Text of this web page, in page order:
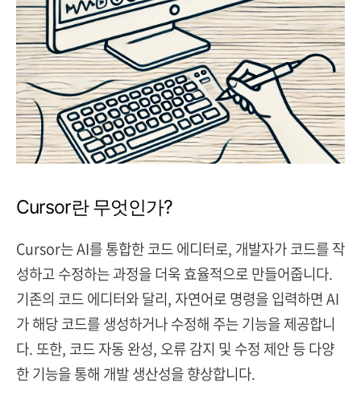
Cursor란 무엇인가?
Cursor는 AI를 통합한 코드 에디터로, 개발자가 코드를 작
성하고 수정하는 과정을 더욱 효율적으로 만들어줍니다.
기존의 코드 에디터와 달리, 자연어로 명령을 입력하면 AI
가 해당 코드를 생성하거나 수정해 주는 기능을 제공합니
다. 또한, 코드 자동 완성, 오류 감지 및 수정 제안 등 다양
한 기능을 통해 개발 생산성을 향상합니다.